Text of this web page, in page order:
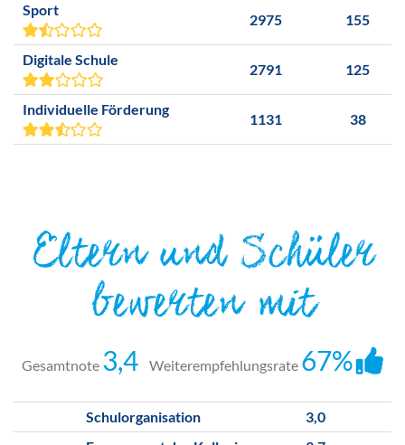
Sport
2975 155
Digitale Schule
2791 125
Individuelle Förderung
1131 38
Eltern und Schüler
bewerten mit
Gesamtnote 3,4 Weiterempfehlungsrate 67%
Schulorganisation
3,0